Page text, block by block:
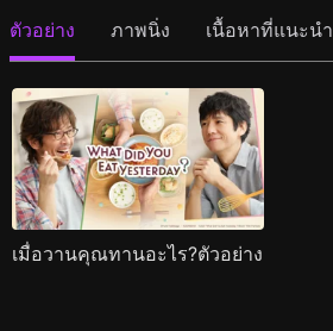
ตัวอย่าง ภาพนิ่ง เนื้อหาที่แนะนำ
เมื่อวานคุณทานอะไร?ตัวอย่าง